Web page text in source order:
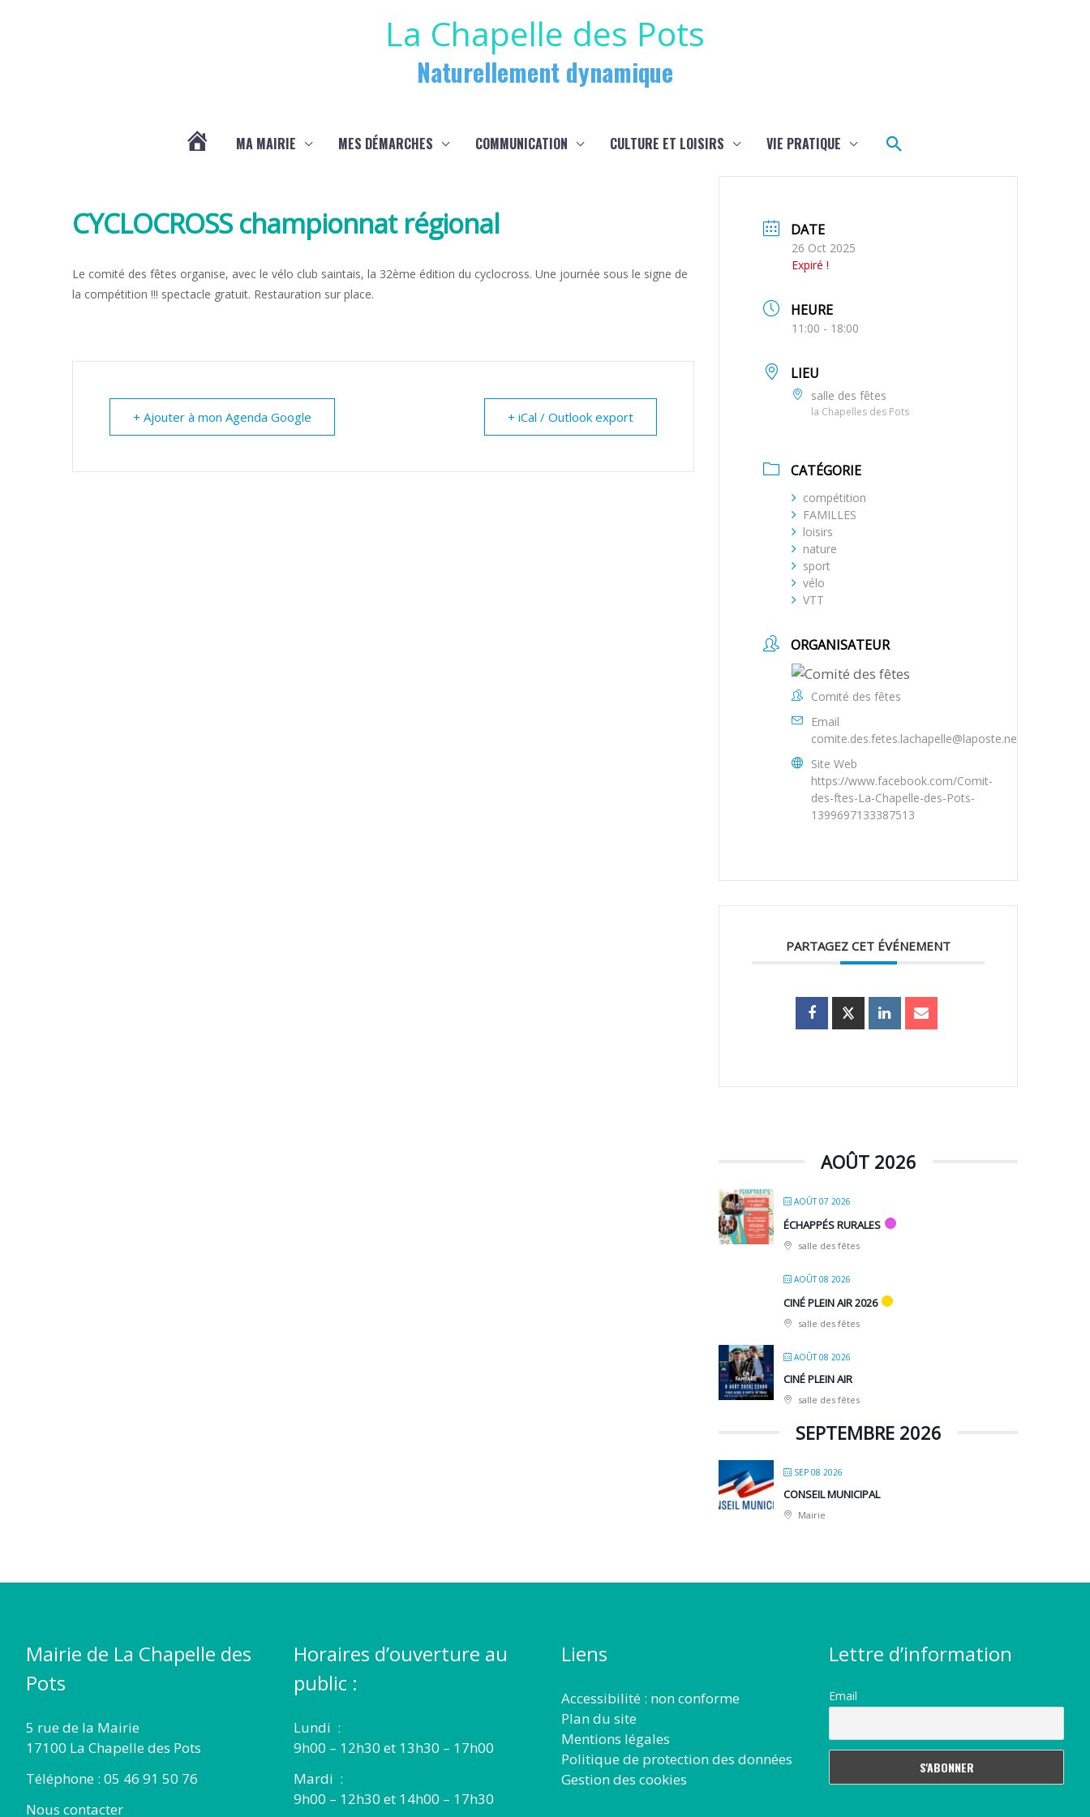
La Chapelle des Pots
Naturellement dynamique
DE
LA
POTS
MA MAIRIE MES DÉMARCHES COMMUNICATION CULTURE ET LOISIRS VIE PRATIQUE Rechercher
CYCLOCROSS championnat régional
Le comité des fêtes organise, avec le vélo club saintais, la 32ème édition du cyclocross. Une journée sous le signe de
la compétition !!! spectacle gratuit. Restauration sur place.
+ Ajouter à mon Agenda Google + iCal / Outlook export
DATE
26 Oct 2025
Expiré !
HEURE
11:00 - 18:00
LIEU
salle des fêtes
la Chapelles des Pots
CATÉGORIE
compétition
FAMILLES
loisirs
nature
sport
vélo
VTT
ORGANISATEUR
Comité des fêtes
Email
comite.des.fetes.lachapelle@laposte.net
Site Web
https://www.facebook.com/Comit-
des-ftes-La-Chapelle-des-Pots-
1399697133387513
PARTAGEZ CET ÉVÉNEMENT
AOÛT 2026
AOÛT 07 2026
ÉCHAPPÉS RURALES
salle des fêtes
AOÛT 08 2026
CINÉ PLEIN AIR 2026
salle des fêtes
AOÛT 08 2026
CINÉ PLEIN AIR
salle des fêtes
SEPTEMBRE 2026
SEP 08 2026
CONSEIL MUNICIPAL
Mairie
Mairie de La Chapelle des
Pots
5 rue de la Mairie
17100 La Chapelle des Pots
Téléphone : 05 46 91 50 76
Nous contacter
Horaires d’ouverture au
public :
Lundi :
9h00 – 12h30 et 13h30 – 17h00
Mardi :
9h00 – 12h30 et 14h00 – 17h30
Liens
Accessibilité : non conforme
Plan du site
Mentions légales
Politique de protection des données
Gestion des cookies
Lettre d’information
Email